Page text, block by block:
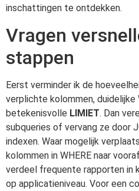
inschattingen te ontdekken.
Vragen
stappen
Eerst verminder ik de
verplichte kolommen, duidelijke
betekenisvolle LIMIET. Dan
subqueries of vervang ze door
indexen. Waar mogelijk
kolommen in WHERE naar
verdeel frequente rapporten in
op applicatieniveau. Voor een